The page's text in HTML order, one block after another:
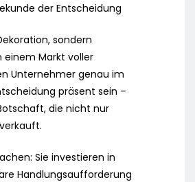
der Entscheidung
sondern
einem Markt voller
Unternehmer genau im
präsent sein –
die nicht nur
Sie investieren in
Handlungsaufforderung